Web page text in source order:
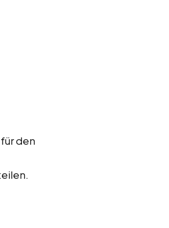
den